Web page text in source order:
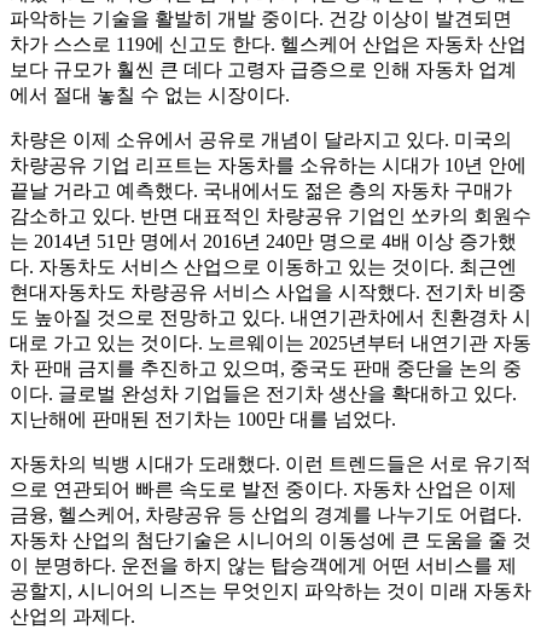
파악하는 기술을 활발히 개발 중이다. 건강 이상이 발견되면
차가 스스로 119에 신고도 한다. 헬스케어 산업은 자동차 산업
보다 규모가 훨씬 큰 데다 고령자 급증으로 인해 자동차 업계
에서 절대 놓칠 수 없는 시장이다.
차량은 이제 소유에서 공유로 개념이 달라지고 있다. 미국의
차량공유 기업 리프트는 자동차를 소유하는 시대가 10년 안에
끝날 거라고 예측했다. 국내에서도 젊은 층의 자동차 구매가
감소하고 있다. 반면 대표적인 차량공유 기업인 쏘카의 회원수
는 2014년 51만 명에서 2016년 240만 명으로 4배 이상 증가했
다. 자동차도 서비스 산업으로 이동하고 있는 것이다. 최근엔
현대자동차도 차량공유 서비스 사업을 시작했다. 전기차 비중
도 높아질 것으로 전망하고 있다. 내연기관차에서 친환경차 시
대로 가고 있는 것이다. 노르웨이는 2025년부터 내연기관 자동
차 판매 금지를 추진하고 있으며, 중국도 판매 중단을 논의 중
이다. 글로벌 완성차 기업들은 전기차 생산을 확대하고 있다.
지난해에 판매된 전기차는 100만 대를 넘었다.
자동차의 빅뱅 시대가 도래했다. 이런 트렌드들은 서로 유기적
으로 연관되어 빠른 속도로 발전 중이다. 자동차 산업은 이제
금융, 헬스케어, 차량공유 등 산업의 경계를 나누기도 어렵다.
자동차 산업의 첨단기술은 시니어의 이동성에 큰 도움을 줄 것
이 분명하다. 운전을 하지 않는 탑승객에게 어떤 서비스를 제
공할지, 시니어의 니즈는 무엇인지 파악하는 것이 미래 자동차
산업의 과제다.